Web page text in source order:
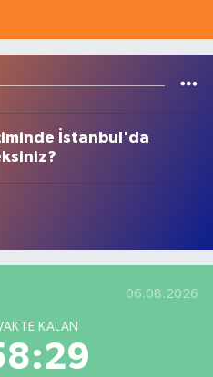
İstanbul'da
06.08.2026
KALAN